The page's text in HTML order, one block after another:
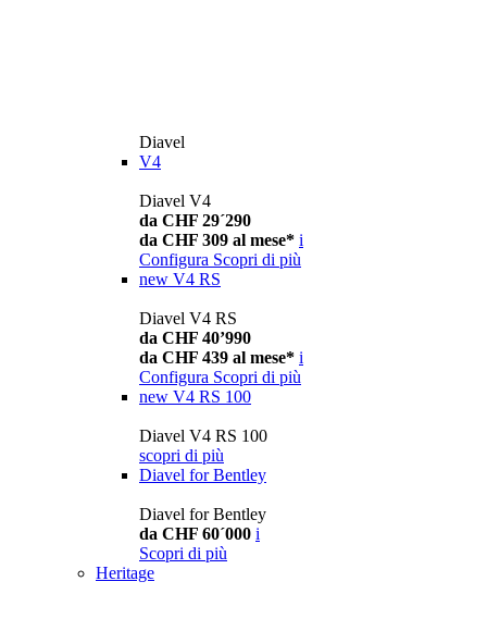
Diavel
V4
Diavel V4
da CHF 29´290
da CHF 309 al mese* i
Configura Scopri di più
new V4 RS
Diavel V4 RS
da CHF 40’990
da CHF 439 al mese* i
Configura Scopri di più
new V4 RS 100
Diavel V4 RS 100
scopri di più
Diavel for Bentley
Diavel for Bentley
da CHF 60´000 i
Scopri di più
Heritage